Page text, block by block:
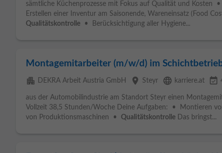
sämtliche Küchenprozesse mit Fokus auf Qualität und Kosten
Erstellen einer Inventur am Saisonende, Wareneinsatz (Food
Qualitätskontrolle • Berücksichtigung aller Hygiene...
Montagemitarbeiter (m/w/d) im
apartment DEKRA Arbeit Austria GmbH place Steyr language karriere.at event_available
aus der Automobilindustrie am Standort Steyr einen
Vollzeit 38,5 Stunden/Woche Deine Aufgaben: • Montieren
von Produktionsmaschinen • Qualitätskontrolle Das bringst...